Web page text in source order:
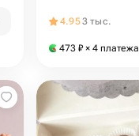
4.953 тыс.
473 ₽ × 4 платежа